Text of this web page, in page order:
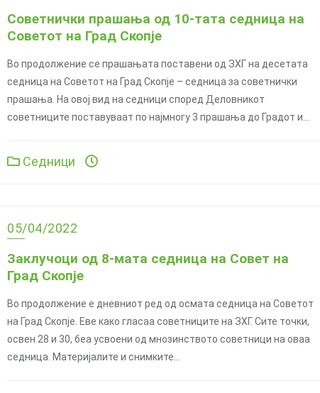
Советнички прашања од 10-тата седница на
Советот на Град Скопје
Во продолжение се прашањата поставени од ЗХГ на десетата
седница на Советот на Град Скопје – седница за советнички
прашања. На овој вид на седници според Деловникот
советниците поставуваат по најмногу 3 прашања до Градот и…
Седници
05/04/2022
Заклучоци од 8-мата седница на Совет на
Град Скопје
Во продолжение е дневниот ред од осмата седница на Советот
на Град Скопје. Еве како гласаа советниците на ЗХГ. Сите точки,
освен 28 и 30, беа усвоени од мнозинството советници на оваа
седница. Материјалите и снимките…